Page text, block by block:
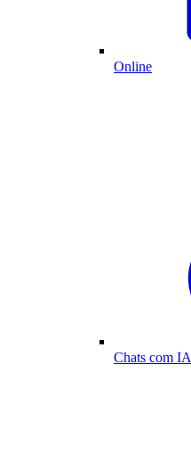
Online
Chats com IA